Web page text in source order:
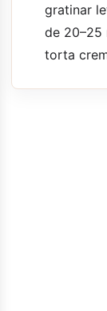
gratinar
de 20–25
torta